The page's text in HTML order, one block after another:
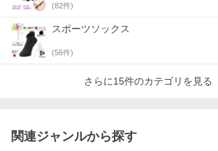
(82件)
スポーツソックス
(56件)
さらに15件のカテゴリを見る
関連ジャンルから探す